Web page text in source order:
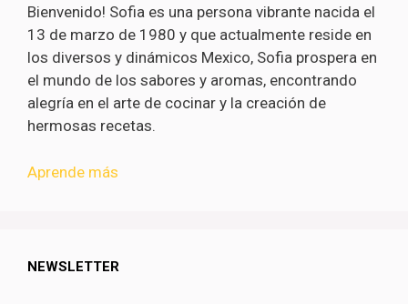
Bienvenido! Sofia es una persona vibrante nacida el
13 de marzo de 1980 y que actualmente reside en
los diversos y dinámicos Mexico, Sofia prospera en
el mundo de los sabores y aromas, encontrando
alegría en el arte de cocinar y la creación de
hermosas recetas.
Aprende más
NEWSLETTER